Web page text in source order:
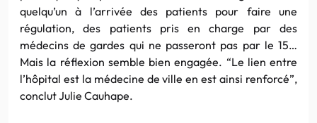
quelqu’un à l’arrivée des patients pour faire une
régulation, des patients pris en charge par des
médecins de gardes qui ne passeront pas par le 15…
Mais la réflexion semble bien engagée. “Le lien entre
l’hôpital est la médecine de ville en est ainsi renforcé”,
conclut Julie Cauhape.